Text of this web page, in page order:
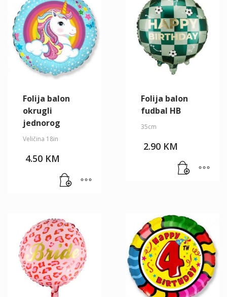
Folija balon
okrugli
jednorog
Veličina 18in
4.50 KM
Folija balon
fudbal HB
35cm
2.90 KM